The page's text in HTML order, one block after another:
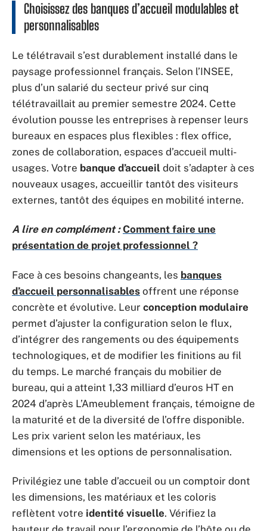
Choisissez des banques d’accueil modulables et
personnalisables
Le télétravail s’est durablement installé dans le
paysage professionnel français. Selon l’INSEE,
plus d’un salarié du secteur privé sur cinq
télétravaillait au premier semestre 2024. Cette
évolution pousse les entreprises à repenser leurs
bureaux en espaces plus flexibles : flex office,
zones de collaboration, espaces d’accueil multi-
usages. Votre banque d’accueil doit s’adapter à ces
nouveaux usages, accueillir tantôt des visiteurs
externes, tantôt des équipes en mobilité interne.
A lire en complément : Comment faire une
présentation de projet professionnel ?
Face à ces besoins changeants, les banques
d’accueil personnalisables offrent une réponse
concrète et évolutive. Leur conception modulaire
permet d’ajuster la configuration selon le flux,
d’intégrer des rangements ou des équipements
technologiques, et de modifier les finitions au fil
du temps. Le marché français du mobilier de
bureau, qui a atteint 1,33 milliard d’euros HT en
2024 d’après L’Ameublement français, témoigne de
la maturité et de la diversité de l’offre disponible.
Les prix varient selon les matériaux, les
dimensions et les options de personnalisation.
Privilégiez une table d’accueil ou un comptoir dont
les dimensions, les matériaux et les coloris
reflètent votre identité visuelle. Vérifiez la